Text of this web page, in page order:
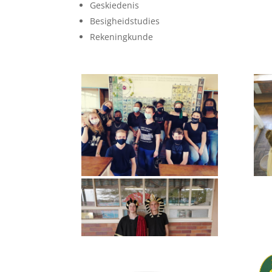
Geskiedenis
Besigheidstudies
Rekeningkunde